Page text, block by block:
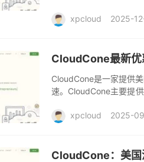
xpcloud 2025-
CloudCone最新优
CloudCone是一家提供
速。CloudCone主要提
xpcloud 2025-
CloudCone：美国